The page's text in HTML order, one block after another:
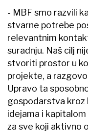
- MBF smo razvili
stvarne potrebe
relevantnim
suradnju. Naš cilj
stvoriti prostor u
projekte, a
Upravo ta
gospodarstva kroz
idejama i
za sve koji aktivno